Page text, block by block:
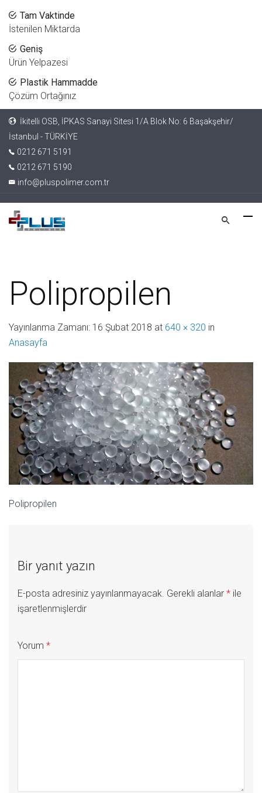
Tam Vaktinde
İstenilen Miktarda
Geniş
Ürün Yelpazesi
Plastik Hammadde
Çözüm Ortağınız
İkitelli OSB, İPKAS Sanayi Sitesi 1/A Blok No: 6 Başakşehir/
İstanbul - TÜRKİYE
0212 671 5191
0212 671 5190
info@pluspolimer.com.tr
Polipropilen
Yayınlanma Zamanı: 16 Şubat 2018 at 640 × 320 in
Anasayfa
Polipropilen
Bir yanıt yazın
E-posta adresiniz yayınlanmayacak. Gerekli alanlar * ile
işaretlenmişlerdir
Yorum *